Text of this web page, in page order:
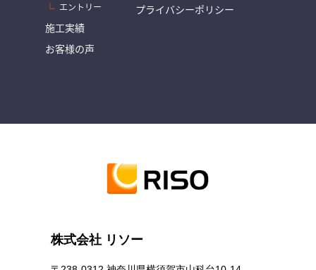
エントリー
施工実績
お客様の声
プライバシーポリシー
株式会社 リソー